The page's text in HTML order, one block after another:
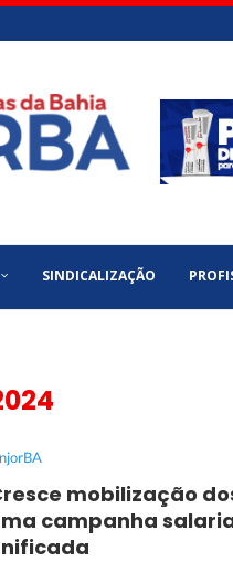
SINDICALIZAÇÃO
mobilização
campanha